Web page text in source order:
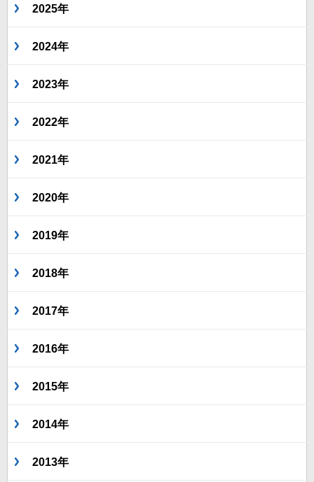
2025年
2024年
2023年
2022年
2021年
2020年
2019年
2018年
2017年
2016年
2015年
2014年
2013年